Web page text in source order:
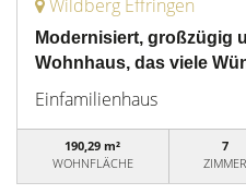
Wildberg Effringen
Modernisiert, großzügig
Wohnhaus, das viele
Einfamilienhaus
190,29 m²
WOHNFLÄCHE
7
ZIMMER